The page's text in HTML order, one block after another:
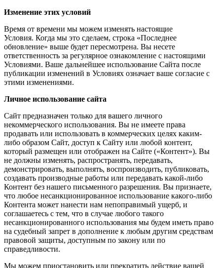
Изменение этих условий
Время от времени мы можем изменять настоящие
Условия. Когда мы это сделаем, строка «Последнее
обновление» выше будет пересмотрена. Вы несете
ответственность за регулярное ознакомление с настоящими
Условиями. Ваше дальнейшее использование Сайта после
публикации изменений в Условиях означает ваше согласие с
этими изменениями.
Личное использование сайта
Сайт предназначен только для вашего личного
некоммерческого использования. Вы не имеете права
продавать или использовать в коммерческих целях каким-
либо образом Сайт, доступ к Сайту или любой контент,
который размещен или отображен на Сайте («Контент»). Вы
не должны изменять, распространять, передавать,
демонстрировать, выполнять, воспроизводить, публиковать,
создавать производные работы или передавать какой-либо
Контент без нашего письменного разрешения. Вы признаете,
что любое несанкционированное использование какого-либо
Контента может нанести нам непоправимый ущерб, и
соглашаетесь с тем, что в случае любого такого
несанкционированного использования мы будем иметь право
на судебный запрет в дополнение к любым другим средствам
правовой защиты, доступным по закону или по
справедливости.
Мы можем приостановить или прекратить действие вашей